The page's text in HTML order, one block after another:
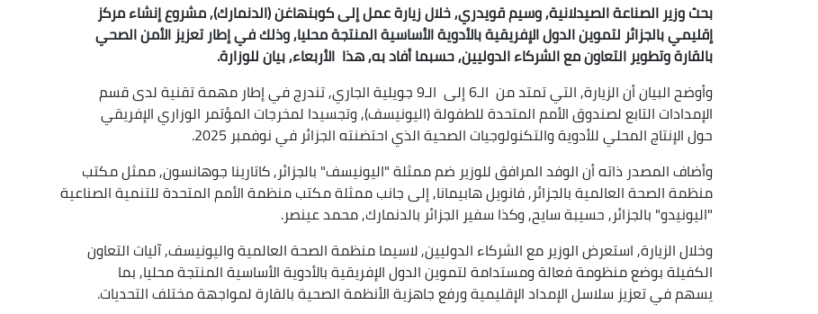
بحث وزير الصناعة الصيدلانية, وسيم قويدري, خلال زيارة عمل إلى كوبنهاغن (الدنمارك), مشروع إنشاء مركز
إقليمي بالجزائر لتموين الدول الإفريقية بالأدوية الأساسية المنتجة محليا, وذلك في إطار تعزيز الأمن الصحي
بالقارة وتطوير التعاون مع الشركاء الدوليين, حسبما أفاد به, هذا الأربعاء, بيان للوزارة.
وأوضح البيان أن الزيارة, التي تمتد من الـ6 إلى الـ9 جويلية الجاري, تندرج في إطار مهمة تقنية لدى قسم
الإمدادات التابع لصندوق الأمم المتحدة للطفولة (اليونيسف), وتجسيدا لمخرجات المؤتمر الوزاري الإفريقي
حول الإنتاج المحلي للأدوية والتكنولوجيات الصحية الذي احتضنته الجزائر في نوفمبر 2025.
وأضاف المصدر ذاته أن الوفد المرافق للوزير ضم ممثلة "اليونيسف" بالجزائر, كاتارينا جوهانسون, ممثل مكتب
منظمة الصحة العالمية بالجزائر, فانويل هابيمانا, إلى جانب ممثلة مكتب منظمة الأمم المتحدة للتنمية الصناعية
"اليونيدو" بالجزائر, حسيبة سايح, وكذا سفير الجزائر بالدنمارك, محمد عينصر.
وخلال الزيارة, استعرض الوزير مع الشركاء الدوليين, لاسيما منظمة الصحة العالمية واليونيسف, آليات التعاون
الكفيلة بوضع منظومة فعالة ومستدامة لتموين الدول الإفريقية بالأدوية الأساسية المنتجة محليا, بما
يسهم في تعزيز سلاسل الإمداد الإقليمية ورفع جاهزية الأنظمة الصحية بالقارة لمواجهة مختلف التحديات.